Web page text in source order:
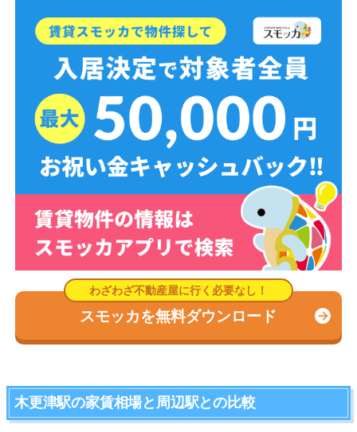
スモッカを無料ダウンロード
木更津駅の家賃相場と周辺駅との比較